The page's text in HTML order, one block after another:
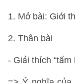
1. Mở bài: Giới
2. Thân bài
- Giải thích “tấm